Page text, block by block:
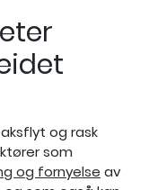
og rask
som
og fornyelse av